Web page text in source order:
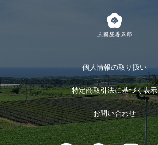
お茶のギフト
おすすめのお茶
お茶に合うスイーツ
ログイン
ログアウト
個人情報の取り扱い
特定商取引法に基づく表示
お問い合わせ